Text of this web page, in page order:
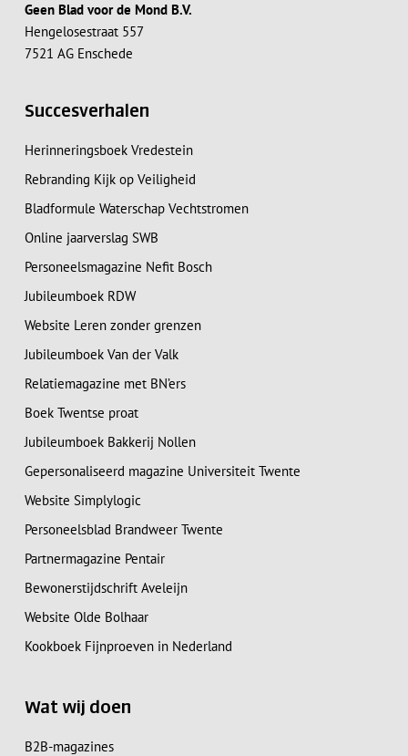
Geen Blad voor de Mond B.V.
Hengelosestraat 557
7521 AG Enschede
Succesverhalen
Herinneringsboek Vredestein
Rebranding Kijk op Veiligheid
Bladformule Waterschap Vechtstromen
Online jaarverslag SWB
Personeelsmagazine Nefit Bosch
Jubileumboek RDW
Website Leren zonder grenzen
Jubileumboek Van der Valk
Relatiemagazine met BN’ers
Boek Twentse proat
Jubileumboek Bakkerij Nollen
Gepersonaliseerd magazine Universiteit Twente
Website Simplylogic
Personeelsblad Brandweer Twente
Partnermagazine Pentair
Bewonerstijdschrift Aveleijn
Website Olde Bolhaar
Kookboek Fijnproeven in Nederland
Wat wij doen
B2B-magazines